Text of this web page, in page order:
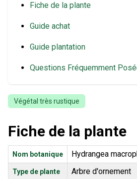
Fiche de la plante
Guide achat
Guide plantation
Questions Fréquemment
Végétal très rustique
Fiche de la plante
Nom botanique Hydrangea
Type de plante Arbre d'ornement